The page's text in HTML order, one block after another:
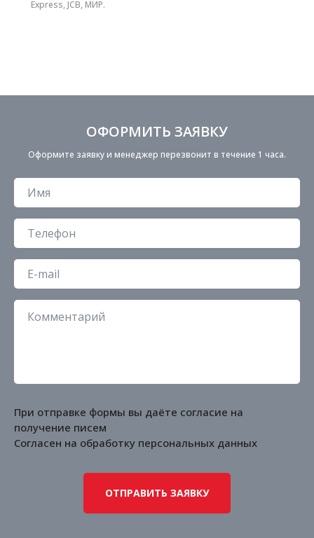
Express, JCB, МИР.
ОФОРМИТЬ ЗАЯВКУ
Оформите заявку и менеджер перезвонит в течение 1 часа.
При отправке формы вы даёте согласие на
получение писем
Согласен на обработку персональных данных